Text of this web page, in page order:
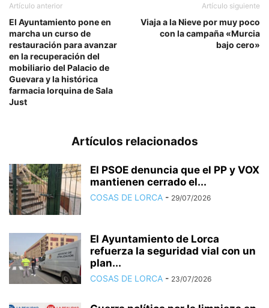
Artículo anterior
El Ayuntamiento pone en
marcha un curso de
restauración para avanzar
en la recuperación del
mobiliario del Palacio de
Guevara y la histórica
farmacia lorquina de Sala
Just
Artículo siguiente
Viaja a la Nieve por muy poco
con la campaña «Murcia
bajo cero»
Artículos relacionados
El PSOE denuncia que el PP y VOX
mantienen cerrado el...
COSAS DE LORCA - 29/07/2026
El Ayuntamiento de Lorca
refuerza la seguridad vial con un
plan...
COSAS DE LORCA - 23/07/2026